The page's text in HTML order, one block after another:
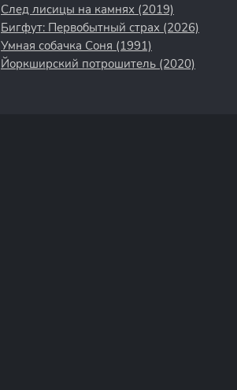
След лисицы на камнях (2019)
Бигфут: Первобытный страх (2026)
Умная собачка Соня (1991)
Йоркширский потрошитель (2020)